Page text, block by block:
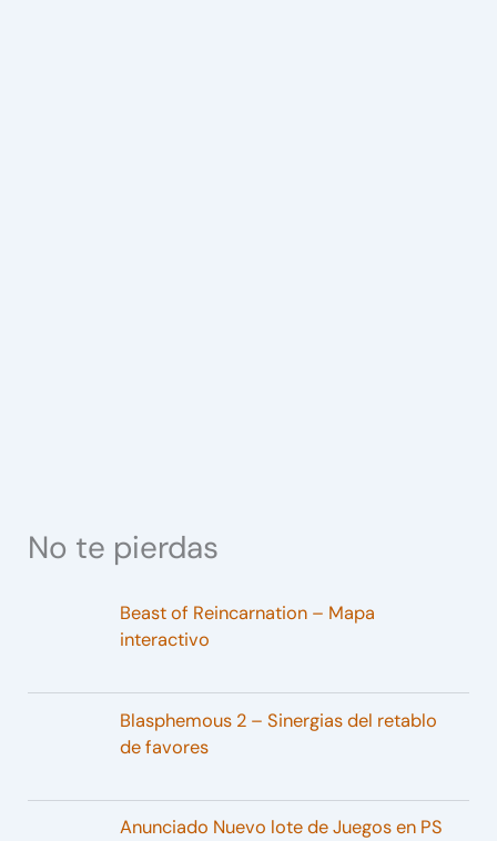
No te pierdas
Beast of Reincarnation – Mapa
interactivo
Blasphemous 2 – Sinergias del retablo
de favores
Anunciado Nuevo lote de Juegos en PS